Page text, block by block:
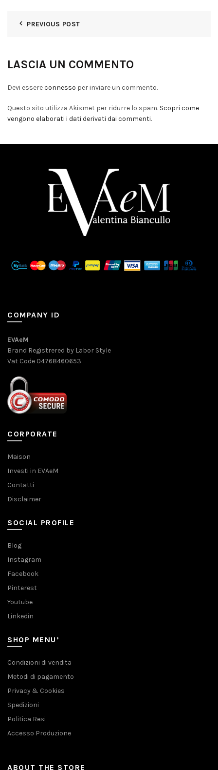
PREVIOUS POST
LASCIA UN COMMENTO
Devi essereconnesso per inviare un commento.
Questo sito utilizza Akismet per ridurre lo spam. Scopri come
vengono elaborati i dati derivati dai commenti.
COMPANY ID
EVAeM
Brand Registrered by Labor Style
Vat Code 04768460653
CORPORATE
Maison
Investi in EVAeM
Contatti
Disclaimer
SOCIAL PROFILE
Blog
Instagram
Facebook
Pinterest
Youtube
Linkedin
SHOP MENU’
Condizioni di vendita
Metodi di pagamento
Privacy & Cookies
Spedizioni
Politica Resi
Accesso Produzione
ABOUT THE STORE